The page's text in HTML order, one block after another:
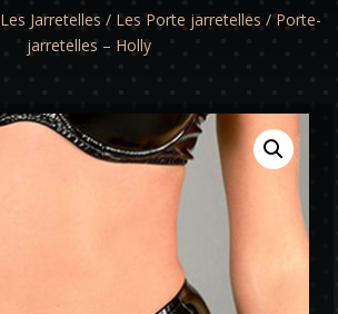
Les Jarretelles / Les Porte jarretelles / Porte-
jarretelles – Holly